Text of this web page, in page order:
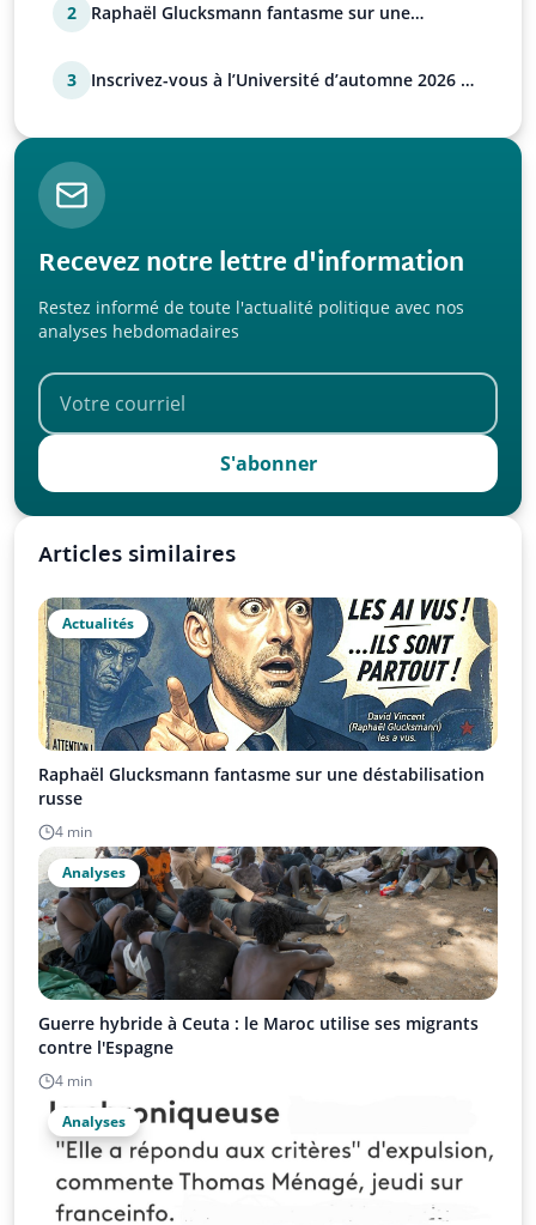
2
Raphaël Glucksmann fantasme sur une
3
Inscrivez-vous à l’Université d’automne 2026 de
Recevez notre lettre d'information
Restez informé de toute l'actualité politique avec nos
analyses hebdomadaires
S'abonner
Articles similaires
Actualités
Raphaël Glucksmann fantasme sur une déstabilisation
russe
4 min
Analyses
Guerre hybride à Ceuta : le Maroc utilise ses migrants
contre l'Espagne
4 min
Analyses